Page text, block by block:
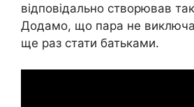
відповідально створював
Додамо, що пара не
ще раз стати батьками.